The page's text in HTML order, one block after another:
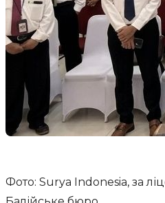
Фото: Surya Indonesia, за